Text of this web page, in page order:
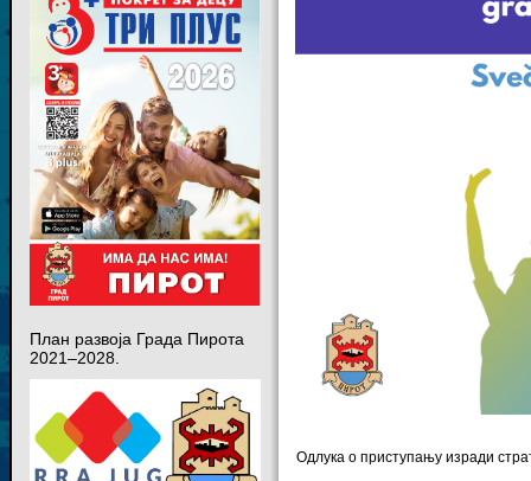
Одлука о приступању изради
План развоја Града Пирота
2021–2028.